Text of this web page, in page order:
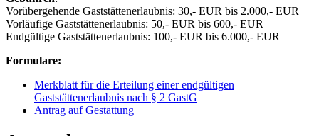
Vorübergehende Gaststättenerlaubnis: 30,- EUR bis 2.000,- EUR
Vorläufige Gaststättenerlaubnis: 50,- EUR bis 600,- EUR
Endgültige Gaststättenerlaubnis: 100,- EUR bis 6.000,- EUR
Formulare:
Merkblatt für die Erteilung einer endgültigen
Gaststättenerlaubnis nach § 2 GastG
Antrag auf Gestattung